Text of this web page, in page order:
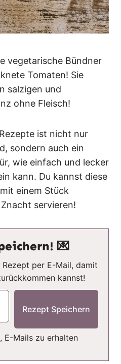
vegetarische Bündner
Tomaten! Sie
salzigen und
ohne Fleisch!
ist nicht nur
sondern auch ein
wie einfach und lecker
kann. Du kannst diese
einem Stück
servieren!
💌
per E-Mail, damit
kannst!
E-Mails zu erhalten